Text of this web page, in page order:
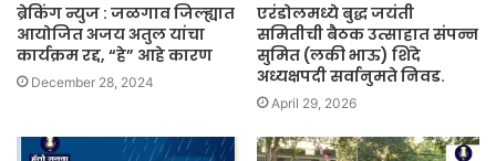
ब्रेकिंग न्युज : जळगाव जिल्ह्यात
आयोजित अजय अतुल यांचा
कार्यक्रम रद्द, “हे” आहे कारण
December 28, 2024
एरंडोलमध्ये बुद्ध जयंती
समितीची बैठक उत्साहात संपन्न
सुमित (लकी भाऊ) शिंदे
अध्यक्षपदी सर्वानुमते निवड.
April 29, 2026